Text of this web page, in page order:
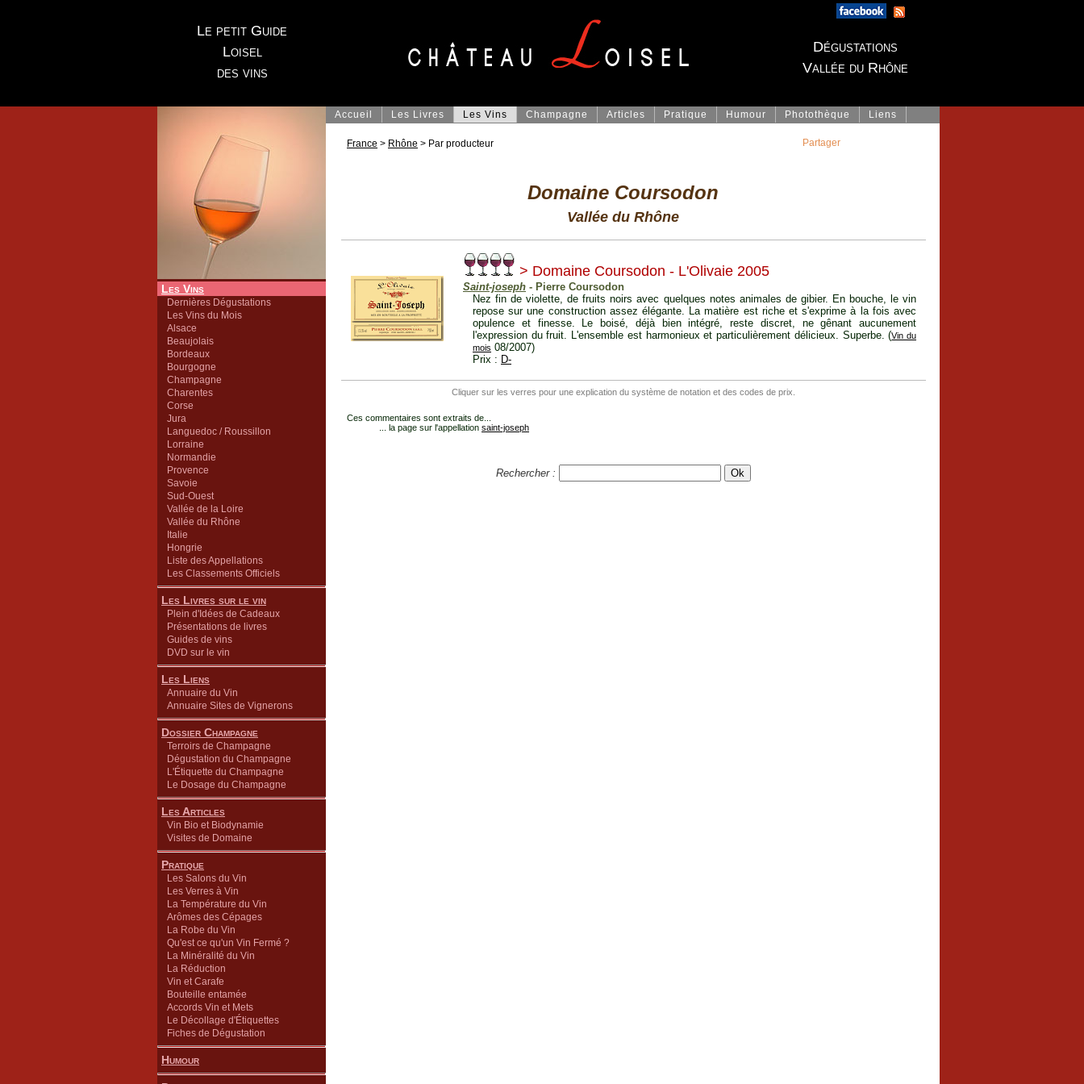
Le petit Guide
Loisel
des vins
Dégustations
Vallée du Rhône
Les Vins
Dernières Dégustations
Les Vins du Mois
Alsace
Beaujolais
Bordeaux
Bourgogne
Champagne
Charentes
Corse
Jura
Languedoc / Roussillon
Lorraine
Normandie
Provence
Savoie
Sud-Ouest
Vallée de la Loire
Vallée du Rhône
Italie
Hongrie
Liste des Appellations
Les Classements Officiels
Les Livres sur le vin
Plein d'Idées de Cadeaux
Présentations de livres
Guides de vins
DVD sur le vin
Les Liens
Annuaire du Vin
Annuaire Sites de Vignerons
Dossier Champagne
Terroirs de Champagne
Dégustation du Champagne
L'Étiquette du Champagne
Le Dosage du Champagne
Les Articles
Vin Bio et Biodynamie
Visites de Domaine
Pratique
Les Salons du Vin
Les Verres à Vin
La Température du Vin
Arômes des Cépages
La Robe du Vin
Qu'est ce qu'un Vin Fermé ?
La Minéralité du Vin
La Réduction
Vin et Carafe
Bouteille entamée
Accords Vin et Mets
Le Décollage d'Étiquettes
Fiches de Dégustation
Humour
Accueil Les Livres Les Vins Champagne Articles Pratique Humour Photothèque Liens
France > Rhône > Par producteur
Domaine Coursodon
Vallée du Rhône
> Domaine Coursodon - L'Olivaie 2005
Saint-joseph - Pierre Coursodon
Nez fin de violette, de fruits noirs avec quelques notes animales de gibier. En bouche, le vin
repose sur une construction assez élégante. La matière est riche et s'exprime à la fois avec
opulence et finesse. Le boisé, déjà bien intégré, reste discret, ne gênant aucunement
l'expression du fruit. L'ensemble est harmonieux et particulièrement délicieux. Superbe. (Vin du
mois 08/2007)
Prix : D-
Cliquer sur les verres pour une explication du système de notation et des codes de prix.
Ces commentaires sont extraits de...
... la page sur l'appellation saint-joseph
Rechercher :
Partager